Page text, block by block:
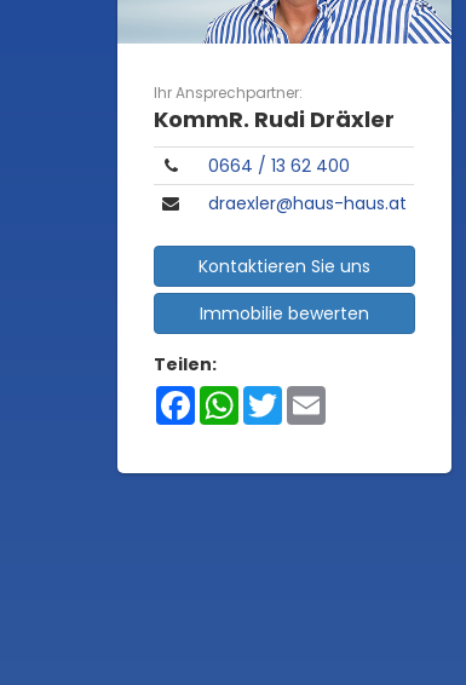
Ihr Ansprechpartner:
KommR. Rudi Dräxler
0664 / 13 62 400
draexler@haus-haus.at
Kontaktieren Sie uns
Immobilie bewerten
Teilen:
FacebookWhatsApp
Twitter